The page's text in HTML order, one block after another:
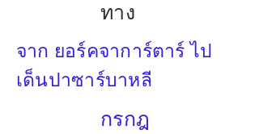
ทาง
จาก ยอร์คจาการ์ตาร์ ไป
เด็นปาซาร์บาหลี
กรกฎ